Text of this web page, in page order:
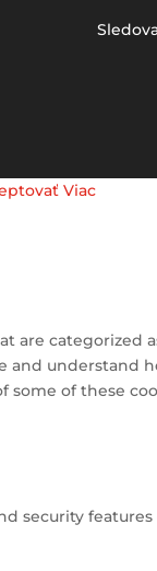
Viac
categorized
understand
of these
security